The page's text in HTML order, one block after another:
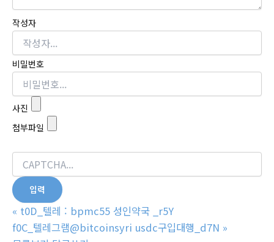
작성자
비밀번호
사진
첨부파일
« t0D_텔레 : bpmc55 성인약국 _r5Y
f0C_텔레그램@bitcoinsyri usdc구입대행_d7N »